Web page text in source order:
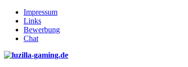
Impressum
Links
Bewerbung
Chat